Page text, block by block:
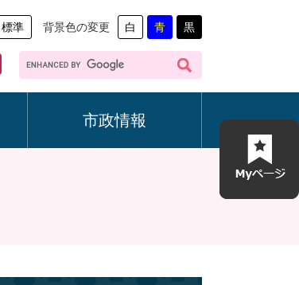
標準 背景色の変更 白 青 黒
G
o
市政情報